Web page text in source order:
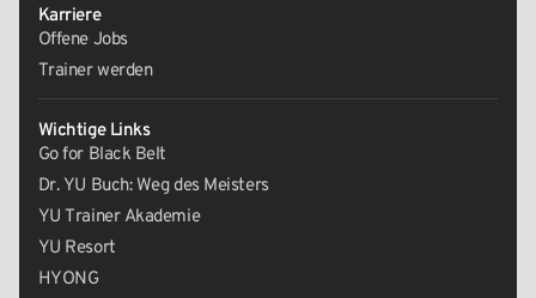
Karriere
Offene Jobs
Trainer werden
Wichtige Links
Go for Black Belt
Dr. YU Buch: Weg des Meisters
YU Trainer Akademie
YU Resort
HYONG